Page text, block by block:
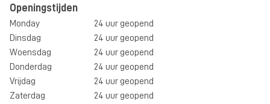
Openingstijden
Monday
24 uur geopend
Dinsdag
24 uur geopend
Woensdag
24 uur geopend
Donderdag
24 uur geopend
Vrijdag
24 uur geopend
Zaterdag
24 uur geopend